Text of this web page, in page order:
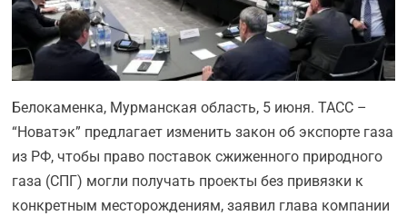
Белокаменка, Мурманская область, 5 июня. ТАСС –
“Новатэк” предлагает изменить закон об экспорте газа
из РФ, чтобы право поставок сжиженного природного
газа (СПГ) могли получать проекты без привязки к
конкретным месторождениям, заявил глава компании